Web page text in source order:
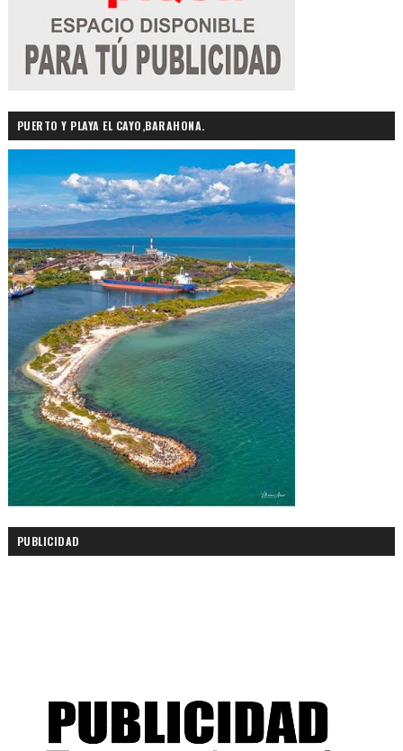
PUERTO Y PLAYA EL CAYO,BARAHONA.
PUBLICIDAD